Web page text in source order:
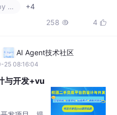
数据库，
式获取。
+4
258  4 
AI Agent技术社区
25 08:16:04
与开发+vu
发项目，提